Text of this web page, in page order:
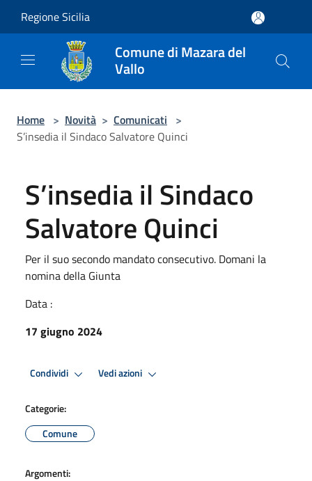
Regione Sicilia
Comune di Mazara del
Vallo
Home > Novità > Comunicati >
S’insedia il Sindaco Salvatore Quinci
S’insedia il Sindaco
Salvatore Quinci
Per il suo secondo mandato consecutivo. Domani la
nomina della Giunta
Data :
17 giugno 2024
Condividi Vedi azioni
Categorie:
Comune
Argomenti: